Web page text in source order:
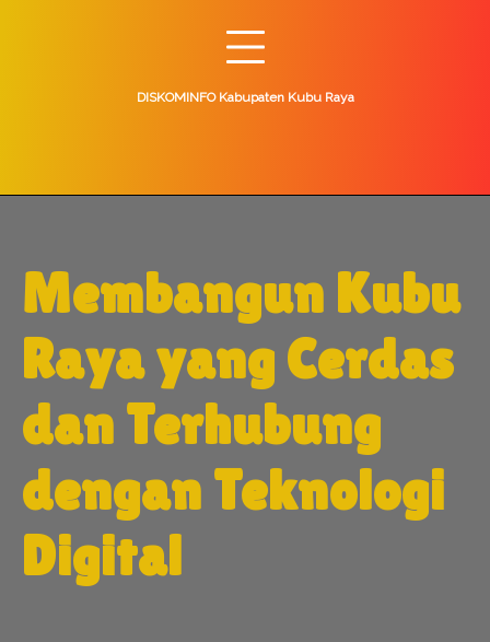
DISKOMINFO Kabupaten Kubu Raya
Membangun Kubu
Raya yang Cerdas
dan Terhubung
dengan Teknologi
Digital